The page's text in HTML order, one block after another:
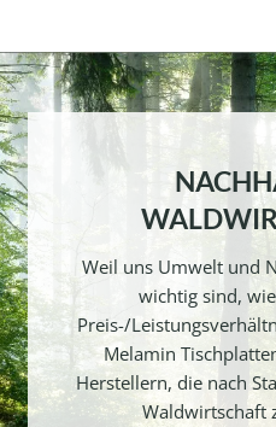
Weil uns Umwelt und
wichtig sind,
Preis-/
Melamin
Herstellern, die nach
Waldwirtschaft